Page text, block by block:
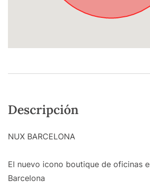
Descripción
NUX BARCELONA
El nuevo icono boutique de oficinas
Barcelona